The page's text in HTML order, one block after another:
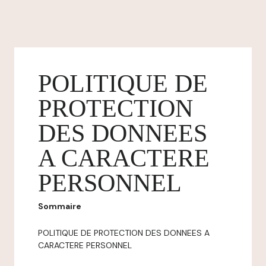
POLITIQUE DE
PROTECTION
DES DONNEES
A CARACTERE
PERSONNEL
Sommaire
POLITIQUE DE PROTECTION DES DONNEES A
CARACTERE PERSONNEL